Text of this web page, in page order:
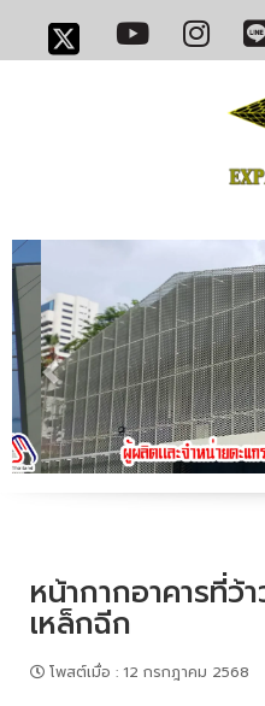
หน้ากากอาคารที่ว้
เหล็กฉีก
โพสต์เมื่อ : 12 กรกฎาคม 2568